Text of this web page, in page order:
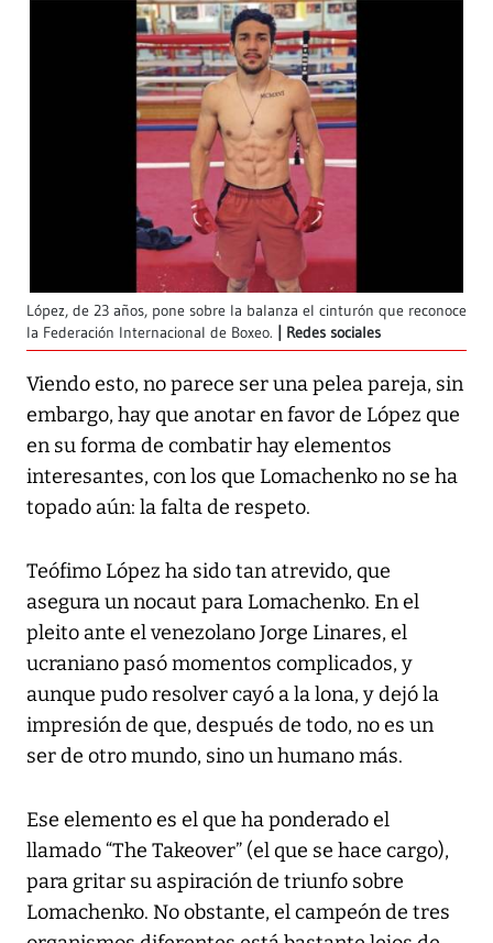
López, de 23 años, pone sobre la balanza el cinturón que reconoce
la Federación Internacional de Boxeo.
Redes sociales
Viendo esto, no parece ser una pelea pareja, sin
embargo, hay que anotar en favor de López que
en su forma de combatir hay elementos
interesantes, con los que Lomachenko no se ha
topado aún: la falta de respeto.
Teófimo López ha sido tan atrevido, que
asegura un nocaut para Lomachenko. En el
pleito ante el venezolano Jorge Linares, el
ucraniano pasó momentos complicados, y
aunque pudo resolver cayó a la lona, y dejó la
impresión de que, después de todo, no es un
ser de otro mundo, sino un humano más.
Ese elemento es el que ha ponderado el
llamado “The Takeover” (el que se hace cargo),
para gritar su aspiración de triunfo sobre
Lomachenko. No obstante, el campeón de tres